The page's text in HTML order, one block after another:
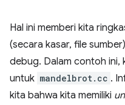
Hal ini memberi kita
(secara kasar, file
debug. Dalam contoh ini,
untuk mandelbrot.cc .
kita bahwa kita memiliki